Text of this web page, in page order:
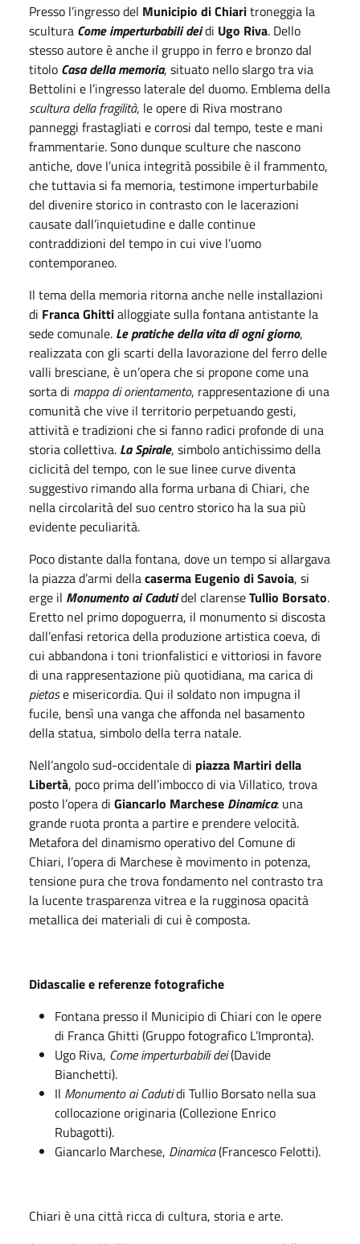
Presso l’ingresso del Municipio di Chiaritroneggia la
scultura Come imperturbabili deidi Ugo Riva. Dello
stesso autore è anche il gruppo in ferro e bronzo dal
titolo Casa della memoria, situato nello slargo tra via
Bettolini e l’ingresso laterale del duomo. Emblema della
scultura della fragilità, le opere di Riva mostrano
panneggi frastagliati e corrosi dal tempo, teste e mani
frammentarie. Sono dunque sculture che nascono
antiche, dove l’unica integrità possibile è il frammento,
che tuttavia si fa memoria, testimone imperturbabile
del divenire storico in contrasto con le lacerazioni
causate dall’inquietudine e dalle continue
contraddizioni del tempo in cui vive l’uomo
contemporaneo.
Il tema della memoria ritorna anche nelle installazioni
di Franca Ghittialloggiate sulla fontana antistante la
sede comunale. Le pratiche della vita di ogni giorno,
realizzata con gli scarti della lavorazione del ferro delle
valli bresciane, è un’opera che si propone come una
sorta di mappa di orientamento, rappresentazione di una
comunità che vive il territorio perpetuando gesti,
attività e tradizioni che si fanno radici profonde di una
storia collettiva. La Spirale, simbolo antichissimo della
ciclicità del tempo, con le sue linee curve diventa
suggestivo rimando alla forma urbana di Chiari, che
nella circolarità del suo centro storico ha la sua più
evidente peculiarità.
Poco distante dalla fontana, dove un tempo si allargava
la piazza d’armi dellacaserma Eugenio di Savoia, si
erge il Monumento ai Cadutidel clarenseTullio Borsato.
Eretto nel primo dopoguerra, il monumento si discosta
dall’enfasi retorica della produzione artistica coeva, di
cui abbandona i toni trionfalistici e vittoriosi in favore
di una rappresentazione più quotidiana, ma carica di
pietase misericordia. Qui il soldato non impugna il
fucile, bensì una vanga che affonda nel basamento
della statua, simbolo della terra natale.
Nell’angolo sud-occidentale di piazza Martiri della
Libertà, poco prima dell’imbocco di via Villatico, trova
posto l’opera di Giancarlo Marchese Dinamica: una
grande ruota pronta a partire e prendere velocità.
Metafora del dinamismo operativo del Comune di
Chiari, l’opera di Marchese è movimento in potenza,
tensione pura che trova fondamento nel contrasto tra
la lucente trasparenza vitrea e la rugginosa opacità
metallica dei materiali di cui è composta.
Didascalie e referenze fotografiche
Fontana presso il Municipio di Chiari con le opere
di Franca Ghitti (Gruppo fotografico L’Impronta).
Ugo Riva, Come imperturbabili dei(Davide
Bianchetti).
Il Monumento ai Cadutidi Tullio Borsato nella sua
collocazione originaria (Collezione Enrico
Rubagotti).
Giancarlo Marchese, Dinamica(Francesco Felotti).
Chiari è una città ricca di cultura, storia e arte.